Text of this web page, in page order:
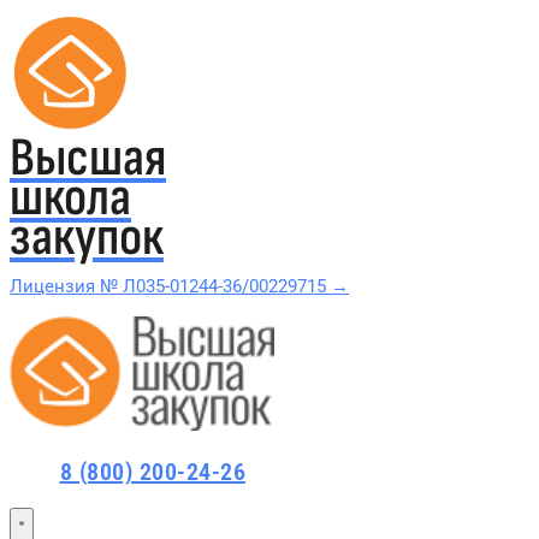
Высшая
школа
закупок
Лицензия № Л035-01244-36/00229715 →
Проверить в реестре Рособрнадзора →
Курсы по 44-ФЗ
8 (800) 200-24-26